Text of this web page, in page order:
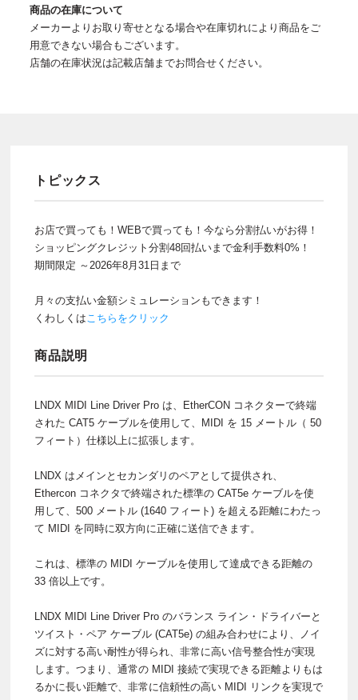
商品の在庫について
メーカーよりお取り寄せとなる場合や在庫切れにより商品をご
用意できない場合もございます。
店舗の在庫状況は記載店舗までお問合せください。
トピックス
お店で買っても！WEBで買っても！今なら分割払いがお得！
ショッピングクレジット分割48回払いまで金利手数料0%！
期間限定 ～2026年8月31日まで
月々の支払い金額シミュレーションもできます！
くわしくはこちらをクリック
商品説明
LNDX MIDI Line Driver Pro は、EtherCON コネクターで終端
された CAT5 ケーブルを使用して、MIDI を 15 メートル（ 50
フィート）仕様以上に拡張します。
LNDX はメインとセカンダリのペアとして提供され、
Ethercon コネクタで終端された標準の CAT5e ケーブルを使
用して、500 メートル (1640 フィート) を超える距離にわたっ
て MIDI を同時に双方向に正確に送信できます。
これは、標準の MIDI ケーブルを使用して達成できる距離の
33 倍以上です。
LNDX MIDI Line Driver Pro のバランス ライン・ドライバーと
ツイスト・ペア ケーブル (CAT5e) の組み合わせにより、ノイ
ズに対する高い耐性が得られ、非常に高い信号整合性が実現
します。つまり、通常の MIDI 接続で実現できる距離よりもは
るかに長い距離で、非常に信頼性の高い MIDI リンクを実現で